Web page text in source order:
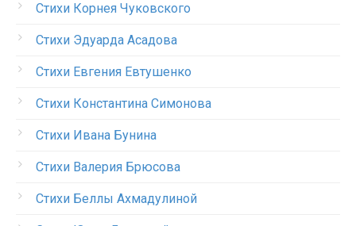
Стихи Корнея Чуковского
Стихи Эдуарда Асадова
Стихи Евгения Евтушенко
Стихи Константина Симонова
Стихи Ивана Бунина
Стихи Валерия Брюсова
Стихи Беллы Ахмадулиной